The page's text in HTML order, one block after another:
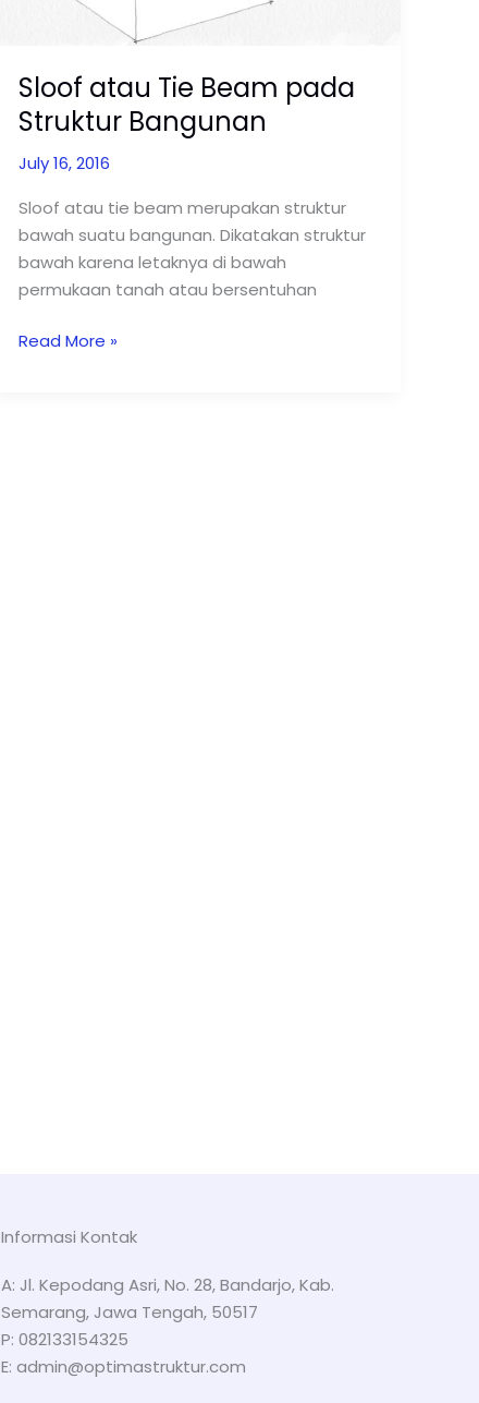
Sloof atau Tie Beam pada
Struktur Bangunan
July 16, 2016
Sloof atau tie beam merupakan struktur
bawah suatu bangunan. Dikatakan struktur
bawah karena letaknya di bawah
permukaan tanah atau bersentuhan
Read More »
Informasi Kontak
A: Jl. Kepodang Asri, No. 28, Bandarjo, Kab.
Semarang, Jawa Tengah, 50517
P: 082133154325
E: admin@optimastruktur.com